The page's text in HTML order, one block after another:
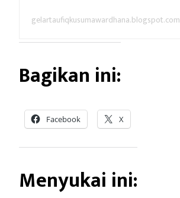
gelartaufiqkusumawardhana.blogspot.com
Bagikan ini:
Facebook X
Menyukai ini: